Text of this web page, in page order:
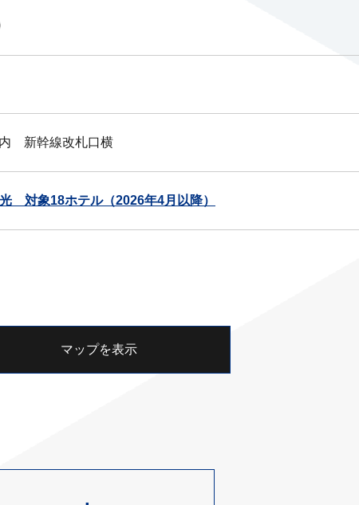
新幹線改札口横
対象18ホテル（2026年4月以降）
マップを表示